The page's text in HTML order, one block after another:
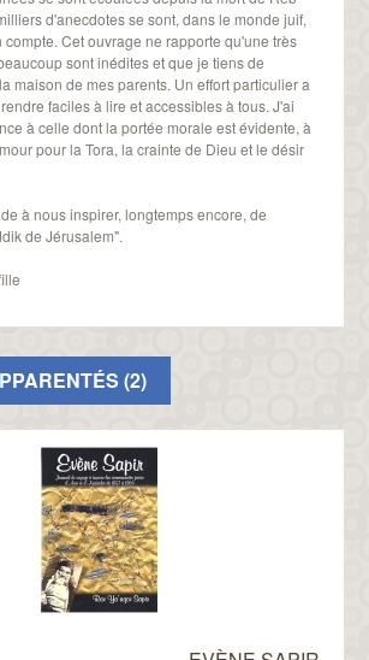
d'anecdotes se sont, dans le monde juif,
Cet ouvrage ne rapporte qu'une très
sont inédites et que je tiens de
maison de mes parents. Un effort particulier a
faciles à lire et accessibles à tous. J'ai
à celle dont la portée morale est évidente, à
pour la Tora, la crainte de Dieu et le désir
à nous inspirer, longtemps encore, de
de Jérusalem".
(2)